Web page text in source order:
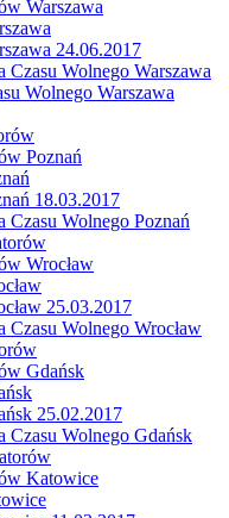
Warszawa
24.06.2017
Czasu Wolnego Warszawa
Wolnego Warszawa
Poznań
18.03.2017
Czasu Wolnego Poznań
Wrocław
25.03.2017
Czasu Wolnego Wrocław
Gdańsk
25.02.2017
Czasu Wolnego Gdańsk
Katowice